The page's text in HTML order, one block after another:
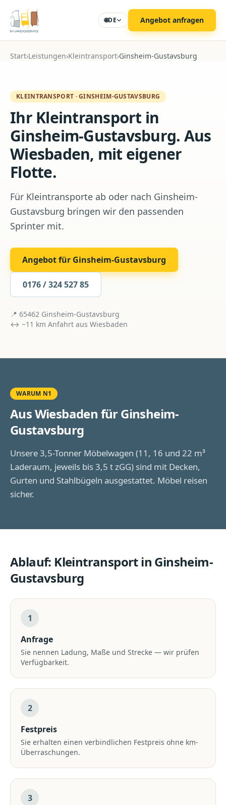
Zum Hauptinhalt
🌐DE Angebot anfragen
Start›Leistungen›Kleintransport›Ginsheim-Gustavsburg
KLEINTRANSPORT ·GINSHEIM-GUSTAVSBURG
Ihr Kleintransport in
Ginsheim-Gustavsburg. Aus
Wiesbaden, mit eigener
Flotte.
Für Kleintransporte ab oder nach Ginsheim-
Gustavsburg bringen wir den passenden
Sprinter mit.
Angebot für Ginsheim-Gustavsburg
0176 / 324 527 85
📍 65462 Ginsheim-Gustavsburg
↔ ~11 km Anfahrt aus Wiesbaden
WARUM N1
Aus Wiesbaden fürGinsheim-
Gustavsburg
Unsere 3,5-Tonner Möbelwagen (11, 16 und 22 m³
Laderaum, jeweils bis 3,5 t zGG) sind mit Decken,
Gurten und Stahlbügeln ausgestattet. Möbel reisen
sicher.
Ablauf: Kleintransportin Ginsheim-
Gustavsburg
1
Anfrage
Sie nennen Ladung, Maße und Strecke — wir prüfen
Verfügbarkeit.
2
Festpreis
Sie erhalten einen verbindlichen Festpreis ohne km-
Überraschungen.
3